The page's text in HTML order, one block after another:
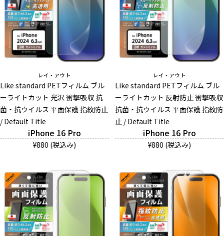
レイ・アウト
Like standard PETフィルム ブル
ーライトカット 光沢 衝撃吸収 抗
菌・抗ウイルス 平面保護 指紋防止
/ Default Title
iPhone 16 Pro
¥880 (税込み)
レイ・アウト
Like standard PETフィルム ブル
ーライトカット 反射防止 衝撃吸収
抗菌・抗ウイルス 平面保護 指紋防
止 / Default Title
iPhone 16 Pro
¥880 (税込み)